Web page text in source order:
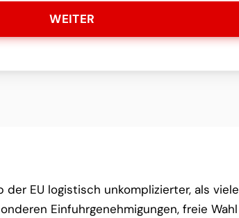
WEITER
EU logistisch unkomplizierter, als viele
Einfuhrgenehmigungen, freie Wahl